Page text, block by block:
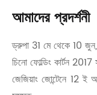
আমাদের প্রদর্শনী
ড্রুপা 31 মে থেকে 10 জুন,
চিনো ফোল্ডিং কার্টন 2017
জেজিয়াং জোন্টেনে 12 ই